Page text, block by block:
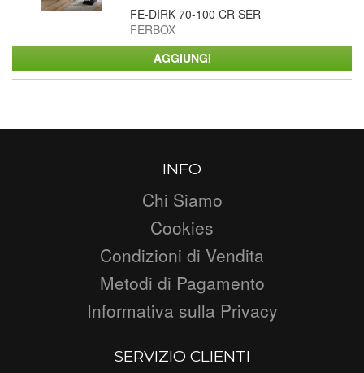
FE-DIRK 70-100 CR SER
FERBOX
INFO
Chi Siamo
Cookies
Condizioni di Vendita
Metodi di Pagamento
Informativa sulla Privacy
SERVIZIO CLIENTI